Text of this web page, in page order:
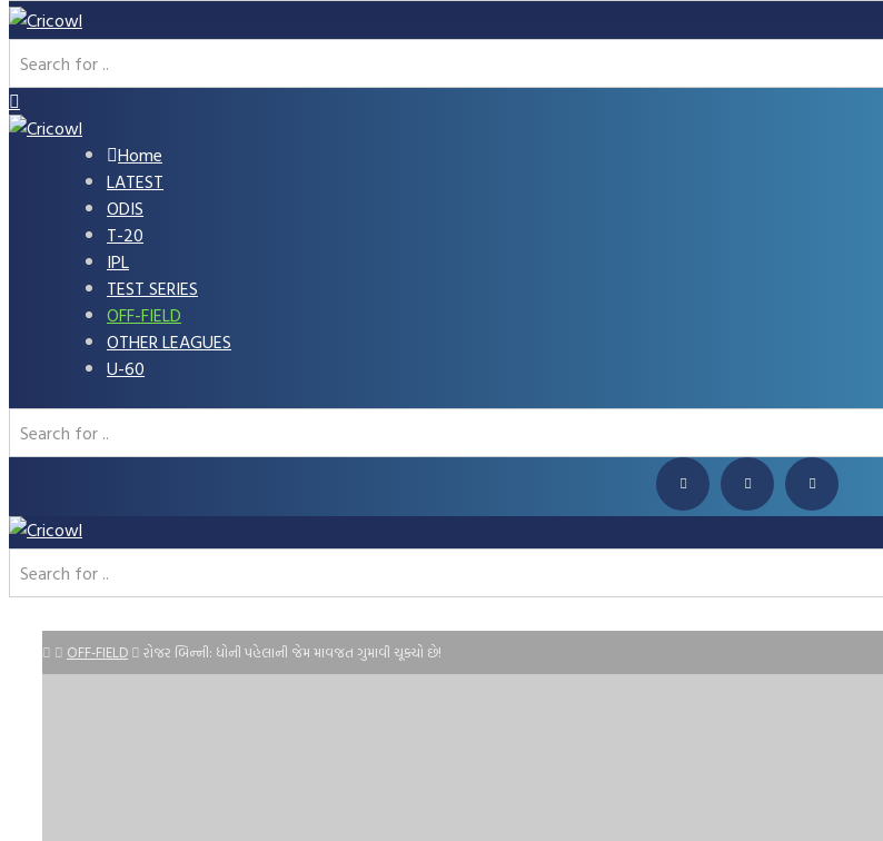
Home
LATEST
ODIS
T-20
IPL
TEST SERIES
OFF-FIELD
OTHER LEAGUES
U-60
OFF-FIELD રોજર બિન્ની: ધોની પહેલાની જેમ માવજત ગુમાવી ચૂક્યો છે!